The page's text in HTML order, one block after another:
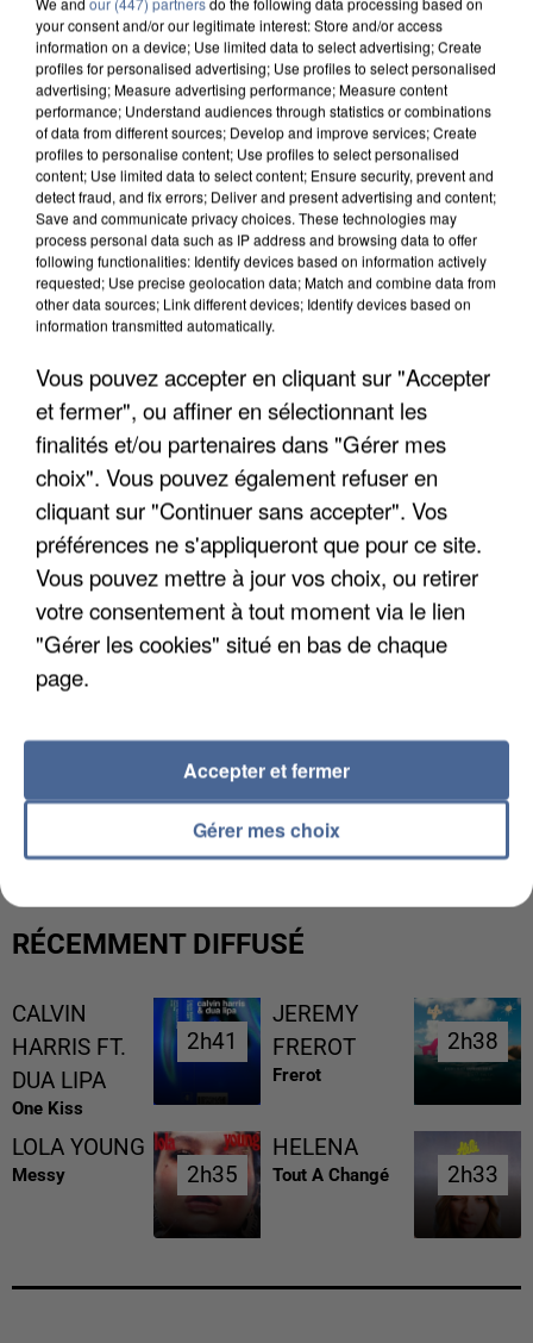
UN SECOND CADRE DE LA DZ MAFIA
UNE TOURISTE DE L’OISE EMPORTÉE PAR UNE
COULÉE DE BOUE EN HAUTE-SAVOIE
RÉCEMMENT DIFFUSÉ
CALVIN
HARRIS FT.
DUA LIPA
One Kiss
2h41
2h41
JEREMY
FREROT
Frerot
2h38
2h38
LOLA YOUNG
Messy 2h35
2h35
HELENA
Tout A Changé 2h33
2h33
your consent and/or our legitimate interest: Store and/or access
information on a device; Use limited data to select advertising; Create
profiles for personalised advertising; Use profiles to select personalised
advertising; Measure advertising performance; Measure content
performance; Understand audiences through statistics or combinations
of data from different sources; Develop and improve services; Create
profiles to personalise content; Use profiles to select personalised
content; Use limited data to select content; Ensure security, prevent and
detect fraud, and fix errors; Deliver and present advertising and content;
Save and communicate privacy choices. These technologies may
process personal data such as IP address and browsing data to offer
following functionalities: Identify devices based on information actively
requested; Use precise geolocation data; Match and combine data from
other data sources; Link different devices; Identify devices based on
information transmitted automatically.
Vous pouvez accepter en cliquant sur "Accepter
et fermer", ou affiner en sélectionnant les
finalités et/ou partenaires dans "Gérer mes
choix". Vous pouvez également refuser en
cliquant sur "Continuer sans accepter". Vos
préférences ne s'appliqueront que pour ce site.
Vous pouvez mettre à jour vos choix, ou retirer
votre consentement à tout moment via le lien
"Gérer les cookies" situé en bas de chaque
page.
Gérer mes choix
Accepter et fermer